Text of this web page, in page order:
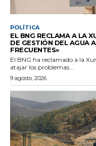
POLÍTICA
EL BNG RECLAMA A LA
DE GESTIÓN DEL AGUA
FRECUENTES»
El BNG ha reclamado a la
atajar los problemas...
9 agosto, 2026